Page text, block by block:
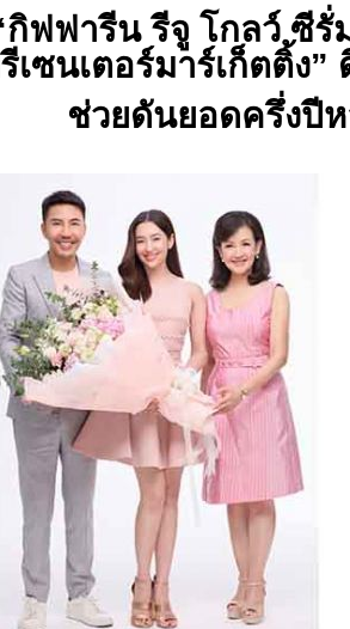
กิฟฟารีน รีจู โกลว์ ซี
เซนเตอร์มาร์เก็ตติ้ง”
ช่วยดันยอดครึ่งปีห